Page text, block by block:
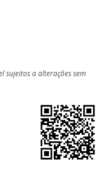
sujeitos a alterações sem